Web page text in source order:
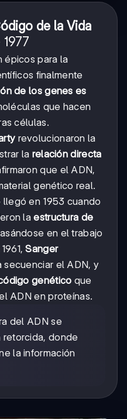
de la Vida
1977
épicos para la
finalmente
de los genes es
que hacen
células.
revolucionaron la
la relación directa
que el ADN,
genético real.
llegó en 1953 cuando
laestructura de
en el trabajo
Sanger
el ADN, y
genético que
ADN en proteínas.
del ADN se
retorcida, donde
la información